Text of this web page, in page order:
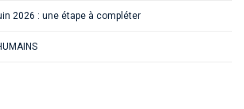
2026 : une étape à compléter